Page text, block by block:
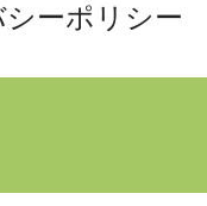
ーポリシー